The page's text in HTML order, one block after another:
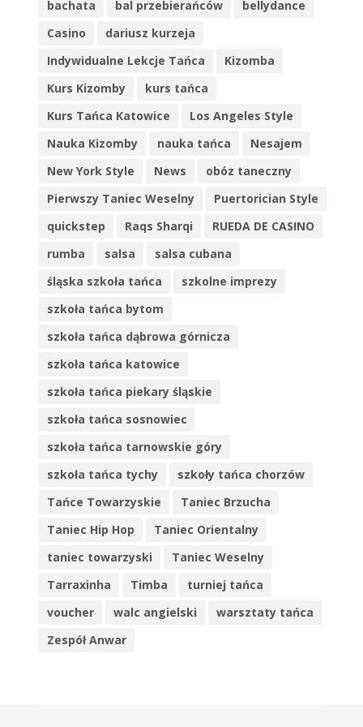
bachata bal przebierańców
bellydance
Casino
dariusz kurzeja
Indywidualne Lekcje Tańca
Kizomba
Kurs Kizomby
kurs tańca
Kurs Tańca Katowice
Los Angeles Style
Nauka Kizomby
nauka tańca
Nesajem
New York Style
News
obóz taneczny
Pierwszy Taniec Weselny
Puertorician Style
quickstep
Raqs Sharqi
RUEDA DE CASINO
rumba
salsa
salsa cubana
śląska szkoła tańca
szkolne imprezy
szkoła tańca bytom
szkoła tańca dąbrowa górnicza
szkoła tańca katowice
szkoła tańca piekary śląskie
szkoła tańca sosnowiec
szkoła tańca tarnowskie góry
szkoła tańca tychy
szkoły tańca chorzów
Tańce Towarzyskie
Taniec Brzucha
Taniec Hip Hop
Taniec Orientalny
taniec towarzyski
Taniec Weselny
Tarraxinha
Timba
turniej tańca
voucher
walc angielski
warsztaty tańca
Zespół Anwar